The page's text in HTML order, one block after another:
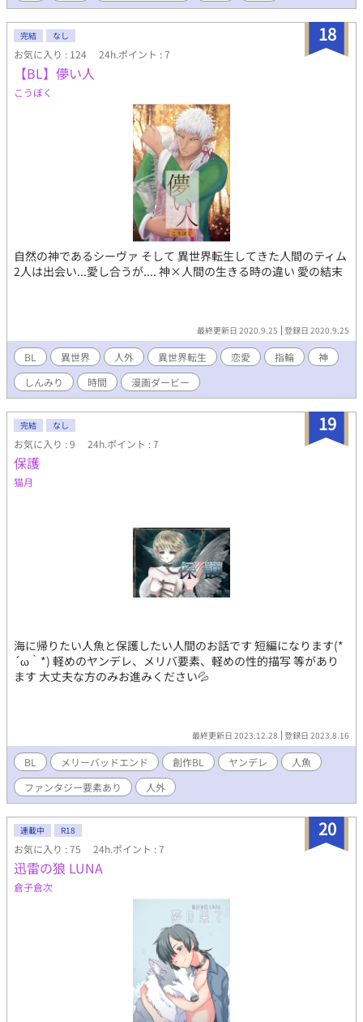
18
完結 なし
お気に入り : 124 24h.ポイント : 7
【BL】儚い人
こうぼく
自然の神であるシーヴァ そして 異世界転生してきた人間のティム
2人は出会い...愛し合うが.... 神×人間の生きる時の違い 愛の結末
最終更新日 2020.9.25 登録日 2020.9.25
BL 異世界 人外 異世界転生 恋愛 指輪
神
しんみり
時間 漫画ダービー
19
完結 なし
お気に入り : 9 24h.ポイント : 7
保護
猫月
海に帰りたい人魚と保護したい人間のお話です 短編になります(*
´ω｀*) 軽めのヤンデレ、メリバ要素、軽めの性的描写 等があり
ます 大丈夫な方のみお進みください💦
最終更新日 2023.12.28 登録日 2023.8.16
BL メリーバッドエンド 創作BL ヤンデレ
人魚
ファンタジー要素あり
人外
20
連載中 R18
お気に入り : 75 24h.ポイント : 7
迅雷の狼 LUNA
倉子倉次